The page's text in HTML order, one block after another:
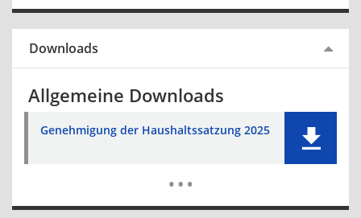
Downloads
Allgemeine Downloads
Genehmigung der Haushaltssatzung 2025
… Mehr